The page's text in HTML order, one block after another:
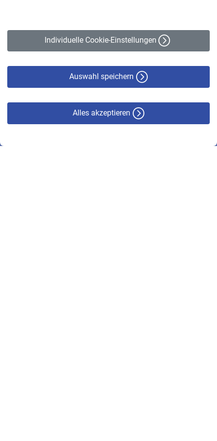
Individuelle Cookie-Einstellungen
Auswahl speichern
Alles akzeptieren
Erklärung zur Barrierefreiheit
© VBL 2026